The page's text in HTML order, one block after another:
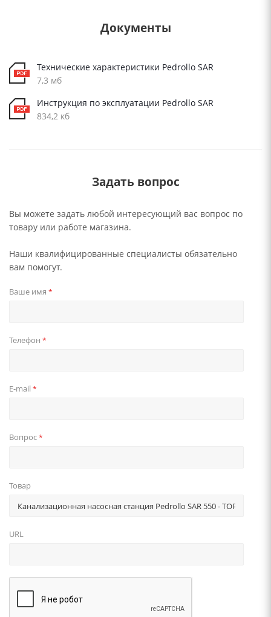
Документы
Технические характеристики Pedrollo SAR
7,3 мб
Инструкция по эксплуатации Pedrollo SAR
834,2 кб
Задать вопрос
Вы можете задать любой интересующий вас вопрос по
товару или работе магазина.
Наши квалифицированные специалисты обязательно
вам помогут.
Ваше имя *
Телефон *
E-mail *
Вопрос*
Товар
URL